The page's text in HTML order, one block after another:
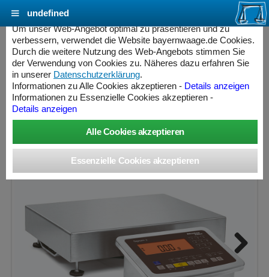
MINEBEA INTEC Signum® SIWAEDG-3-35-S
Wägebereich: 35000 g, Ablesbarkeit: 0,5 g, nicht eichfähig
Next
Cookie Einstellungen - bayernwaage.de
Um unser Web-Angebot optimal zu präsentieren und zu
verbessern, verwendet die Website bayernwaage.de Cookies.
Durch die weitere Nutzung des Web-Angebots stimmen Sie
der Verwendung von Cookies zu. Näheres dazu erfahren Sie
in unserer Datenschutzerklärung.
Informationen zu Alle Cookies akzeptieren - Details anzeigen
Informationen zu Essenzielle Cookies akzeptieren -
Details anzeigen
undefined
Controller